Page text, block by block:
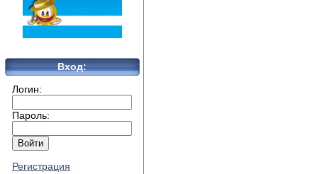
Вход:
Логин:
Пароль:
Регистрация